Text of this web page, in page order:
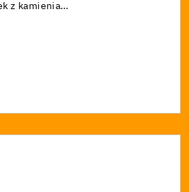
z kamienia…